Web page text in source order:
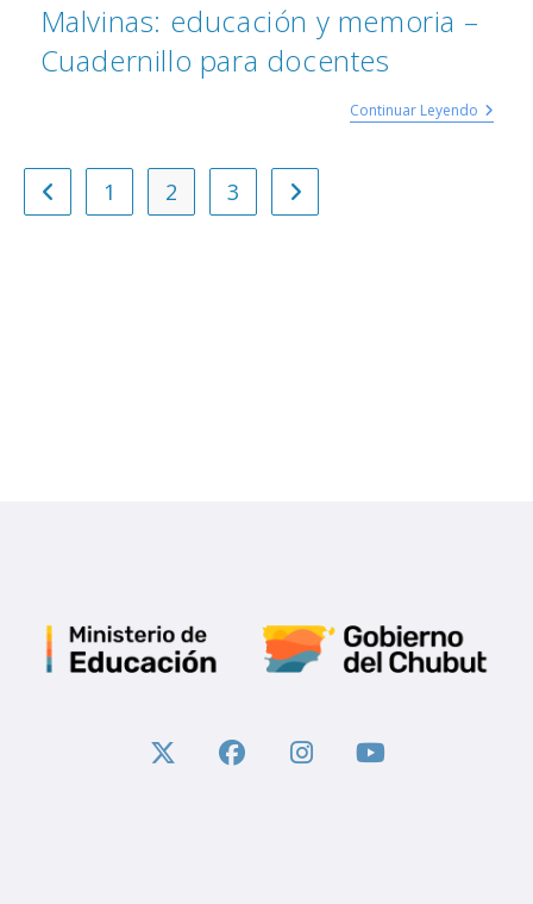
Malvinas: educación y memoria –
Cuadernillo para docentes
Continuar Leyendo
1 2 3